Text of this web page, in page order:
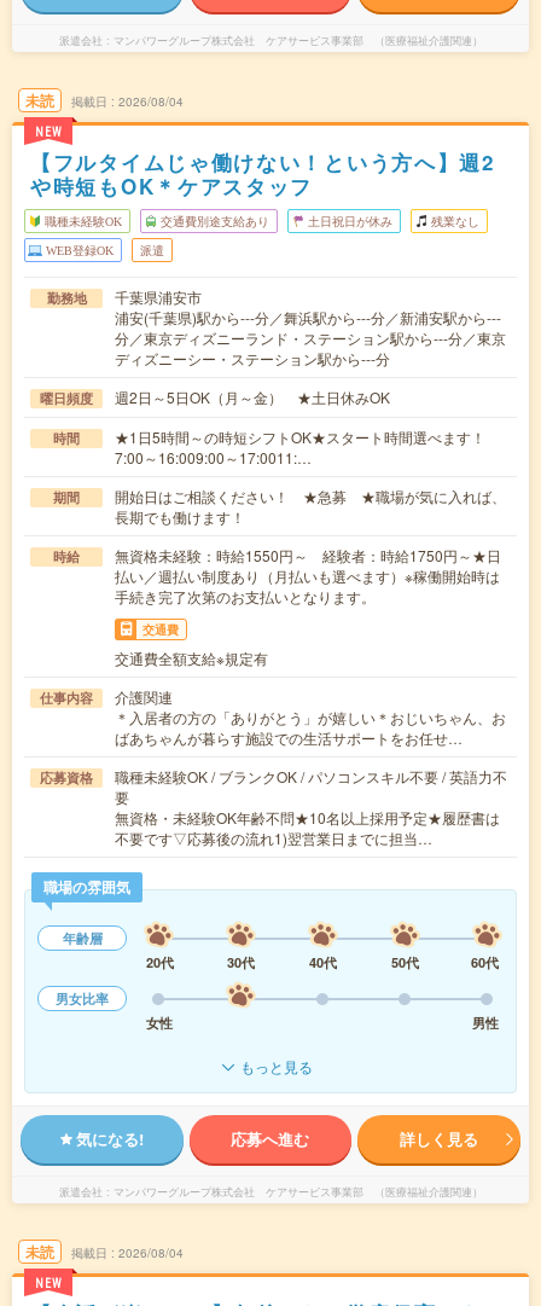
派遣会社 マンパワーグループ株式会社 ケアサービス事業部 （医療福祉介護関連）
未読
NEW
掲載日 2026/08/04
【フルタイムじゃ働けない！という方へ】週2
や時短もOK＊ケアスタッフ
職種未経験OK 交通費別途支給あり 土日祝日が休み 残業なし
WEB登録OK 派遣
勤務地
千葉県浦安市
浦安(千葉県)駅から---分／舞浜駅から---分／新浦安駅から---
分／東京ディズニーランド・ステーション駅から---分／東京
ディズニーシー・ステーション駅から---分
曜日頻度 週2日～5日OK（月～金） ★土日休みOK
時間
★1日5時間～の時短シフトOK★スタート時間選べます！
7:00～16:009:00～17:0011:…
期間
開始日はご相談ください！ ★急募 ★職場が気に入れば、
長期でも働けます！
時給
無資格未経験：時給1550円～ 経験者：時給1750円～★日
払い／週払い制度あり（月払いも選べます）※稼働開始時は
手続き完了次第のお支払いとなります。
交通費
交通費全額支給※規定有
仕事内容
介護関連
＊入居者の方の「ありがとう」が嬉しい＊おじいちゃん、お
ばあちゃんが暮らす施設での生活サポートをお任せ…
応募資格
職種未経験OK / ブランクOK / パソコンスキル不要 / 英語力不
要
無資格・未経験OK年齢不問★10名以上採用予定★履歴書は
不要です▽応募後の流れ1)翌営業日までに担当…
職場の雰囲気
年齢層
20代
30代 40代 50代
60代
男女比率
女性
男性
もっと見る
気になる! 応募へ進む 詳しく見る
派遣会社 マンパワーグループ株式会社 ケアサービス事業部 （医療福祉介護関連）
未読
NEW
掲載日 2026/08/04